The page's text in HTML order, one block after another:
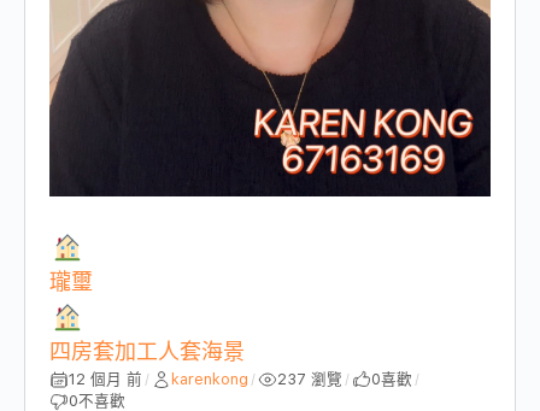
瓏璽
四房套加工人套海景
12 個月 前 / karenkong / 237 瀏覽 / 0喜歡 /
0不喜歡